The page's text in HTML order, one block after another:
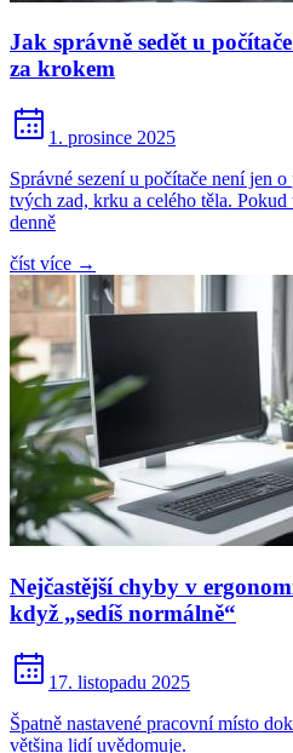
Jak správně sedět u
za krokem
1. prosince 2025
Správné sezení u počítače není jen
tvých zad, krku a celého těla.
denně
číst více →
Nejčastější chyby v
když „sedíš normálně“
17. listopadu 2025
Špatně nastavené pracovní místo
většina lidí uvědomuje.